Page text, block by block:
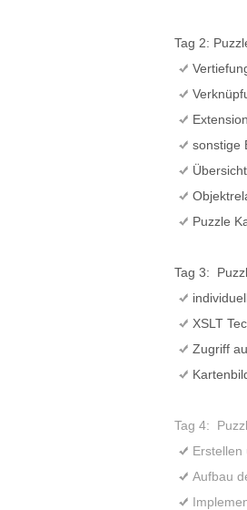
Tag 2:
sonstige
Puzzle
Tag 3:
XSLT
Zugriff
Tag 4:
Erstellen
Aufbau